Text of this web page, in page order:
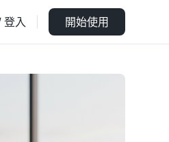
登入 開始使用